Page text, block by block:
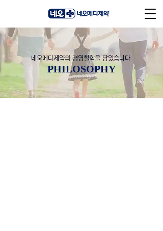
네오메디제약의 경영철학을 담았습니다.
PHILOSOPHY